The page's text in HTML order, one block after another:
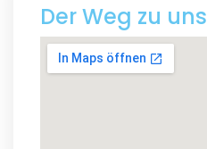
Der Weg zu uns